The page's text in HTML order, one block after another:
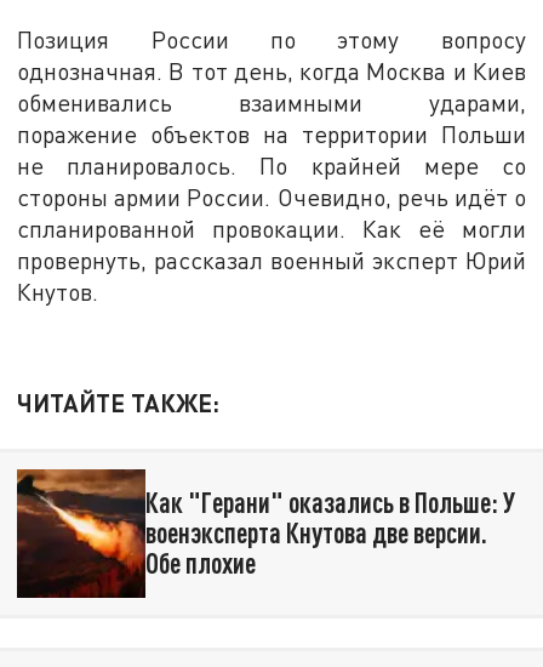
Позиция России по этому вопросу
однозначная. В тот день, когда Москва и Киев
обменивались взаимными ударами,
поражение объектов на территории Польши
не планировалось. По крайней мере со
стороны армии России. Очевидно, речь идёт о
спланированной провокации. Как её могли
провернуть, рассказал военный эксперт Юрий
Кнутов.
ЧИТАЙТЕ ТАКЖЕ:
Как "Герани" оказались в Польше: У
военэксперта Кнутова две версии.
Обе плохие